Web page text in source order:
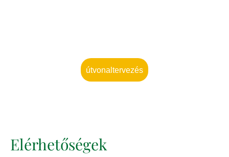
útvonaltervezés
Elérhetőségek